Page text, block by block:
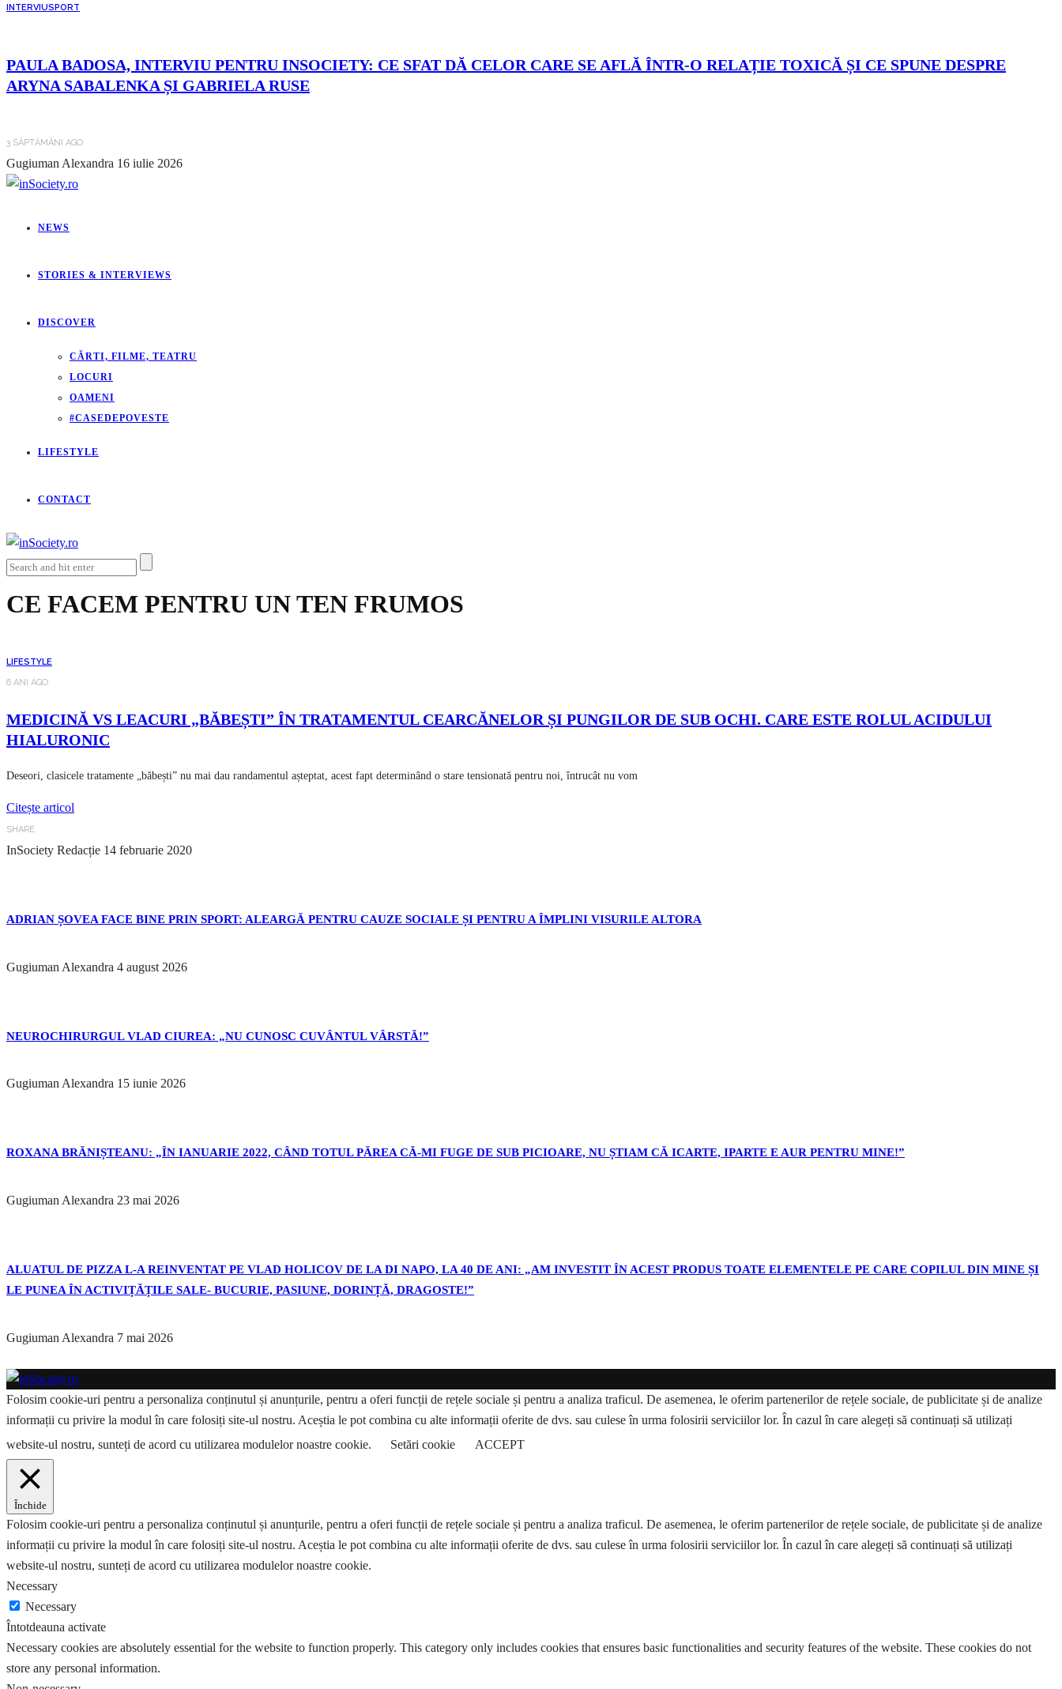
INTERVIUSPORT
PAULA BADOSA, INTERVIU PENTRU INSOCIETY: CE SFAT DĂ CELOR CARE SE AFLĂ ÎNTR-O RELAȚIE TOXICĂ ȘI CE SPUNE DESPRE
ARYNA SABALENKA ȘI GABRIELA RUSE
3 SĂPTĂMÂNI AGO
Gugiuman Alexandra 16 iulie 2026
NEWS
STORIES & INTERVIEWS
DISCOVER
CĂRTI, FILME, TEATRU
LOCURI
OAMENI
#CASEDEPOVESTE
LIFESTYLE
CONTACT
CE FACEM PENTRU UN TEN FRUMOS
LIFESTYLE
6 ANI AGO
MEDICINĂ VS LEACURI „BĂBEȘTI” ÎN TRATAMENTUL CEARCĂNELOR ȘI PUNGILOR DE SUB OCHI. CARE ESTE ROLUL ACIDULUI
HIALURONIC
Deseori, clasicele tratamente „băbești” nu mai dau randamentul așteptat, acest fapt determinând o stare tensionată pentru noi, întrucât nu vom
Citește articol
SHARE
InSociety Redacție 14 februarie 2020
ADRIAN ȘOVEA FACE BINE PRIN SPORT: ALEARGĂ PENTRU CAUZE SOCIALE ȘI PENTRU A ÎMPLINI VISURILE ALTORA
Gugiuman Alexandra 4 august 2026
NEUROCHIRURGUL VLAD CIUREA: „NU CUNOSC CUVÂNTUL VÂRSTĂ!”
Gugiuman Alexandra 15 iunie 2026
ROXANA BRĂNIȘTEANU: „ÎN IANUARIE 2022, CÂND TOTUL PĂREA CĂ-MI FUGE DE SUB PICIOARE, NU ȘTIAM CĂ ICARTE, IPARTE E AUR PENTRU MINE!”
Gugiuman Alexandra 23 mai 2026
ALUATUL DE PIZZA L-A REINVENTAT PE VLAD HOLICOV DE LA DI NAPO, LA 40 DE ANI: „AM INVESTIT ÎN ACEST PRODUS TOATE ELEMENTELE PE CARE COPILUL DIN MINE ȘI
LE PUNEA ÎN ACTIVIȚĂȚILE SALE- BUCURIE, PASIUNE, DORINȚĂ, DRAGOSTE!”
Gugiuman Alexandra 7 mai 2026
Folosim cookie-uri pentru a personaliza conținutul și anunțurile, pentru a oferi funcții de rețele sociale și pentru a analiza traficul. De asemenea, le oferim partenerilor de rețele sociale, de publicitate și de analize
informații cu privire la modul în care folosiți site-ul nostru. Aceștia le pot combina cu alte informații oferite de dvs. sau culese în urma folosirii serviciilor lor. În cazul în care alegeți să continuați să utilizați
website-ul nostru, sunteți de acord cu utilizarea modulelor noastre cookie.
Setări cookie ACCEPT
Închide
Folosim cookie-uri pentru a personaliza conținutul și anunțurile, pentru a oferi funcții de rețele sociale și pentru a analiza traficul. De asemenea, le oferim partenerilor de rețele sociale, de publicitate și de analize
informații cu privire la modul în care folosiți site-ul nostru. Aceștia le pot combina cu alte informații oferite de dvs. sau culese în urma folosirii serviciilor lor. În cazul în care alegeți să continuați să utilizați
website-ul nostru, sunteți de acord cu utilizarea modulelor noastre cookie.
Necessary
Necessary
Întotdeauna activate
Necessary cookies are absolutely essential for the website to function properly. This category only includes cookies that ensures basic functionalities and security features of the website. These cookies do not
store any personal information.